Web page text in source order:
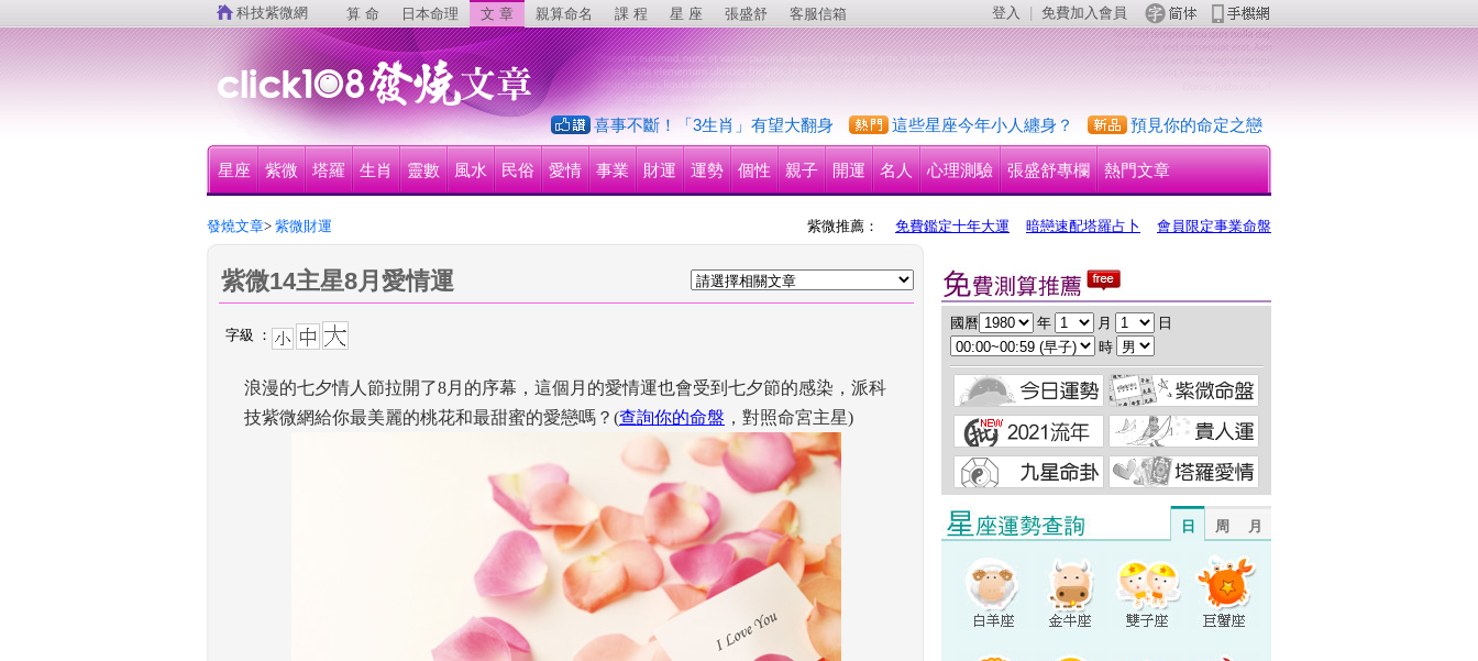
科技紫微網 算 命 日本命理 文 章 親算命名 課 程 星 座 張盛舒 客服信箱 登入 免費加入會員
喜事不斷！「3生肖」有望大翻身 這些星座今年小人纏身？ 預見你的命定之戀
星座 紫微 塔羅 生肖 靈數 風水 民俗 愛情 事業 財運 運勢 個性 親子 開運 名人 心理測驗 張盛舒專欄 熱門文章
發燒文章> 紫微財運 會員限定事業命盤
暗戀速配塔羅占卜
免費鑑定十年大運
紫微推薦：
紫微14主星8月愛情運
字級 ：
浪漫的七夕情人節拉開了8月的序幕，這個月的愛情運也會受到七夕節的感染，派科
技紫微網給你最美麗的桃花和最甜蜜的愛戀嗎？(查詢你的命盤 ，對照命宮主星)
國曆 年 月
日
時
月
周
日